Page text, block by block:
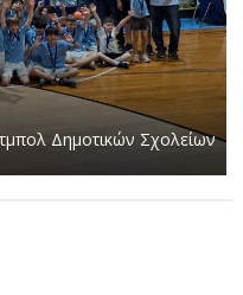
Δημοτικών Σχολείων